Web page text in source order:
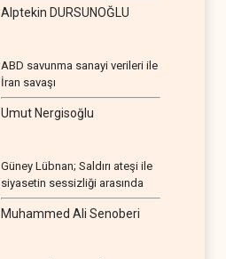
Alptekin DURSUNOĞLU
ABD savunma sanayi verileri ile
İran savaşı
Umut Nergisoğlu
Güney Lübnan; Saldırı ateşi ile
siyasetin sessizliği arasında
Muhammed Ali Senoberi